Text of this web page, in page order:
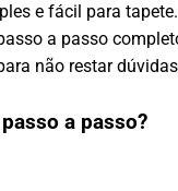
e fácil para
a passo
não restar
a passo?